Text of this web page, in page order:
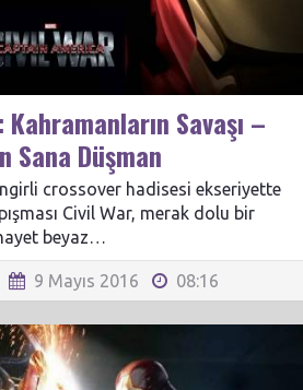
Savaşı –
Sana Düşman
crossover hadisesi ekseriyette
Civil War, merak dolu bir
beyaz…
9 Mayıs 2016 08:16